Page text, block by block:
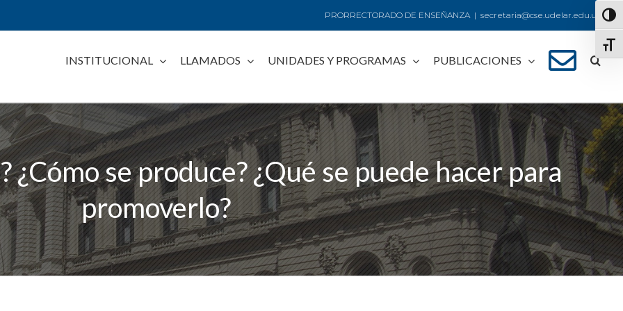
PRORRECTORADO DE ENSEÑANZA | secretaria@cse.udelar.edu.uy
INSTITUCIONAL LLAMADOS UNIDADES Y PROGRAMAS PUBLICACIONES
¿Cómo se produce? ¿Qué se puede hacer para
promoverlo?